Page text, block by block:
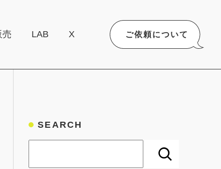
売 LAB X ご依頼について
SEARCH